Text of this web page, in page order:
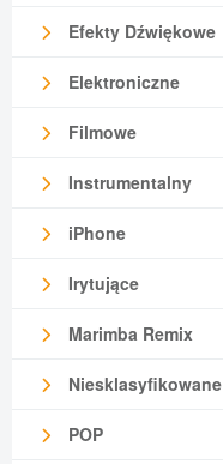
Efekty Dźwiękowe
Elektroniczne
Filmowe
Instrumentalny
iPhone
Irytujące
Marimba Remix
Niesklasyfikowane
POP